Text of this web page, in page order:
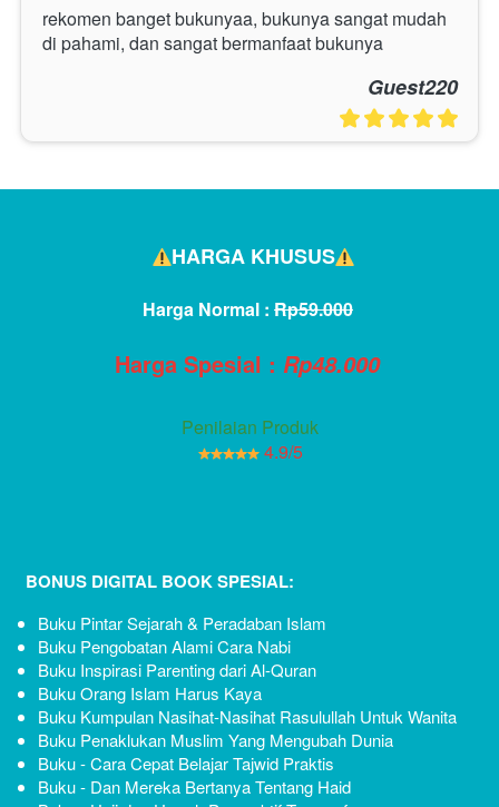
rekomen banget bukunyaa, bukunya sangat mudah
di pahami, dan sangat bermanfaat bukunya
Guest220
HARGA KHUSUS
Harga Normal : Rp59.000
Harga Spesial : Rp48.000
Penilaian Produk
4.9/5
BONUS DIGITAL BOOK SPESIAL:
Buku Pintar Sejarah & Peradaban Islam
Buku Pengobatan Alami Cara Nabi
Buku Inspirasi Parenting dari Al-Quran
Buku Orang Islam Harus Kaya
Buku Kumpulan Nasihat-Nasihat Rasulullah Untuk Wanita
Buku Penaklukan Muslim Yang Mengubah Dunia
Buku - Cara Cepat Belajar Tajwid Praktis
Buku - Dan Mereka Bertanya Tentang Haid